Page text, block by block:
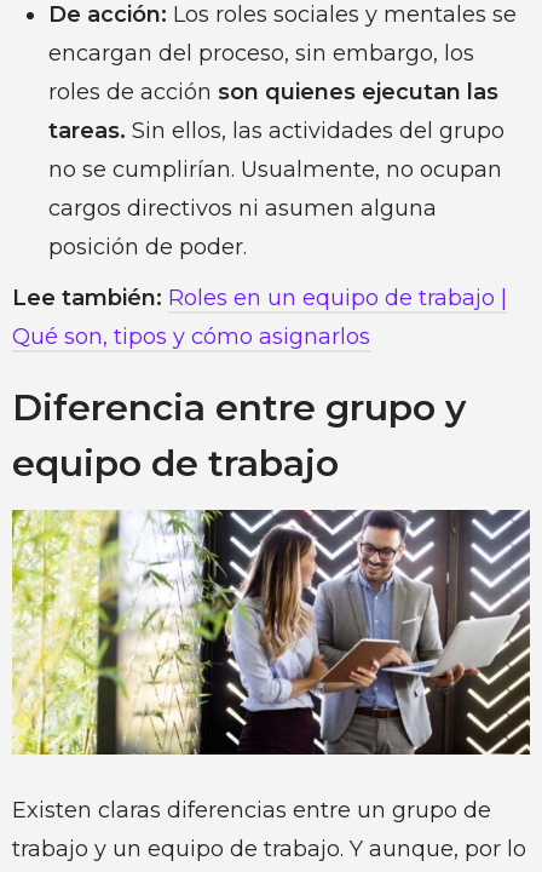
De acción: Los roles sociales y mentales se
encargan del proceso, sin embargo, los
roles de acción son quienes ejecutan las
tareas. Sin ellos, las actividades del grupo
no se cumplirían. Usualmente, no ocupan
cargos directivos ni asumen alguna
posición de poder.
Lee también: Roles en un equipo de trabajo |
Qué son, tipos y cómo asignarlos
Diferencia entre grupo y
equipo de trabajo
Existen claras diferencias entre un grupo de
trabajo y un equipo de trabajo. Y aunque, por lo